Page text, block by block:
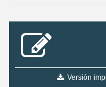
Versión